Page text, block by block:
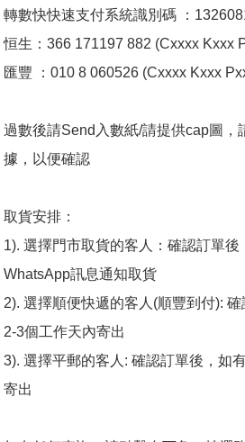
轉數快快速支付系統識別碼 ：
恒生：366 171197 882 (Cxxxx Kxxx
匯豐 ：010 8 060526 (Cxxxx Kxxx
過數後請Send入數紙/請提供cap圖，
據，以便確認
取貨安排：
1). 選擇門市取貨的客人：確認訂單後
WhatsApp訊息通知取貨
2). 選擇順便快遞的客人(順豐到付):
2-3個工作天內寄出
3). 選擇平郵的客人: 確認訂單後，如
寄出